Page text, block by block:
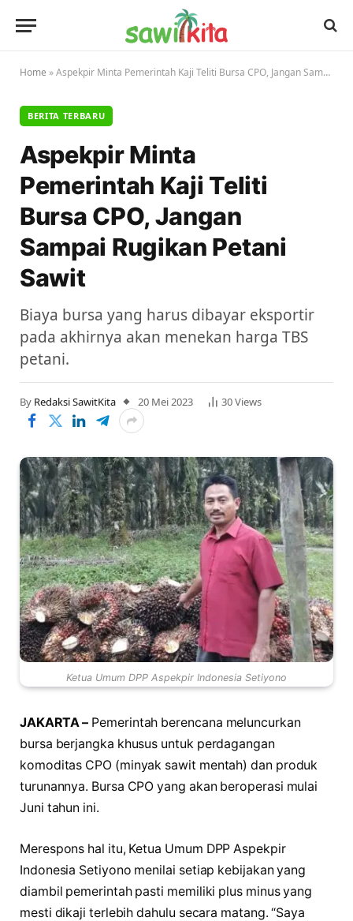
Home »Aspekpir Minta Pemerintah Kaji Teliti Bursa CPO, Jangan Sampai Rugikan Petani Sawit
BERITA TERBARU
Aspekpir Minta
Pemerintah Kaji Teliti
Bursa CPO, Jangan
Sampai Rugikan Petani
Sawit
Biaya bursa yang harus dibayar eksportir
pada akhirnya akan menekan harga TBS
petani.
By Redaksi SawitKita 20 Mei 2023 30Views
Ketua Umum DPP Aspekpir Indonesia Setiyono
JAKARTA – Pemerintah berencana meluncurkan
bursa berjangka khusus untuk perdagangan
komoditas CPO (minyak sawit mentah) dan produk
turunannya. Bursa CPO yang akan beroperasi mulai
Juni tahun ini.
Merespons hal itu, Ketua Umum DPP Aspekpir
Indonesia Setiyono menilai setiap kebijakan yang
diambil pemerintah pasti memiliki plus minus yang
mesti dikaji terlebih dahulu secara matang. “Saya